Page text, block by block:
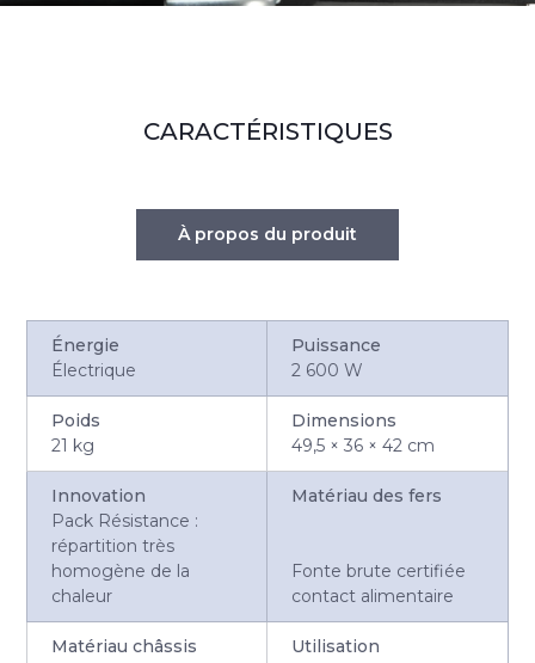
CARACTÉRISTIQUES
À propos du produit
Énergie
Électrique
Puissance
2 600 W
Poids
21 kg
Dimensions
49,5 × 36 × 42 cm
Innovation
Pack Résistance :
répartition très
homogène de la
chaleur
Matériau des fers
Fonte brute certifiée
contact alimentaire
Matériau châssis
Utilisation